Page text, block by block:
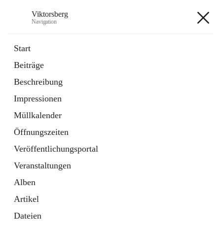
Viktorsberg
Navigation
Start
Beiträge
Beschreibung
Impressionen
Müllkalender
Öffnungszeiten
Veröffentlichungsportal
Veranstaltungen
Alben
Artikel
Dateien
1 Schnellzugriff
Bürgerservice
10 Schnellzugriffe